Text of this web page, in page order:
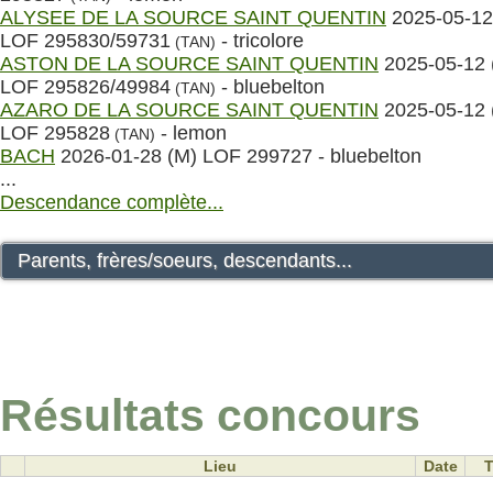
ALYSEE DE LA SOURCE SAINT QUENTIN 2025-05-
LOF 295830/59731 (TAN) - tricolore
ASTON DE LA SOURCE SAINT QUENTIN 2025-05-12
LOF 295826/49984 (TAN) - bluebelton
AZARO DE LA SOURCE SAINT QUENTIN 2025-05-12
LOF 295828 (TAN) - lemon
BACH 2026-01-28 (M) LOF 299727 - bluebelton
...
Descendance complète...
Parents, frères/soeurs, descendants...
Résultats concours
Lieu Date